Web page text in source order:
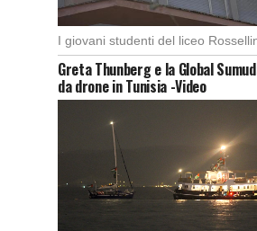
Greta Thunberg e la Global
da drone in Tunisia -Video